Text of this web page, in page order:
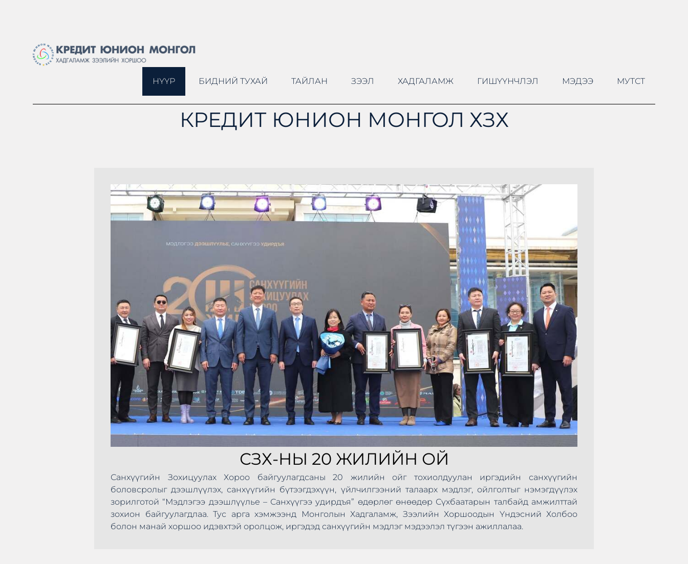
НҮҮР БИДНИЙ ТУХАЙ ТАЙЛАН ЗЭЭЛ ХАДГАЛАМЖ ГИШҮҮНЧЛЭЛ МЭДЭЭ МУТСТ
КРЕДИТ ЮНИОН МОНГОЛ ХЗХ
СЗХ-НЫ 20 ЖИЛИЙН ОЙ
Санхүүгийн Зохицуулах Хороо байгуулагдсаны 20 жилийн ойг тохиолдуулан иргэдийн санхүүгийн
боловсролыг дээшлүүлэх, санхүүгийн бүтээгдэхүүн, үйлчилгээний талаарх мэдлэг, ойлголтыг нэмэгдүүлэх
зорилготой “Мэдлэгээ дээшлүүлье – Санхүүгээ удирдъя” өдөрлөг өнөөдөр Сүхбаатарын талбайд амжилттай
зохион байгуулагдлаа. Тус арга хэмжээнд Монголын Хадгаламж, Зээлийн Хоршоодын Үндэсний Холбоо
болон манай хоршоо идэвхтэй оролцож, иргэдэд санхүүгийн мэдлэг мэдээлэл түгээн ажиллалаа.